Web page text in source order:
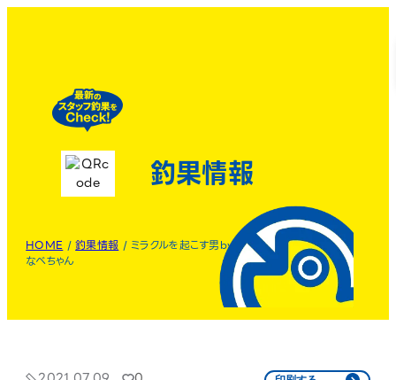
釣果情報
HOME /釣果情報 / ミラクルを起こす男by
なべちゃん